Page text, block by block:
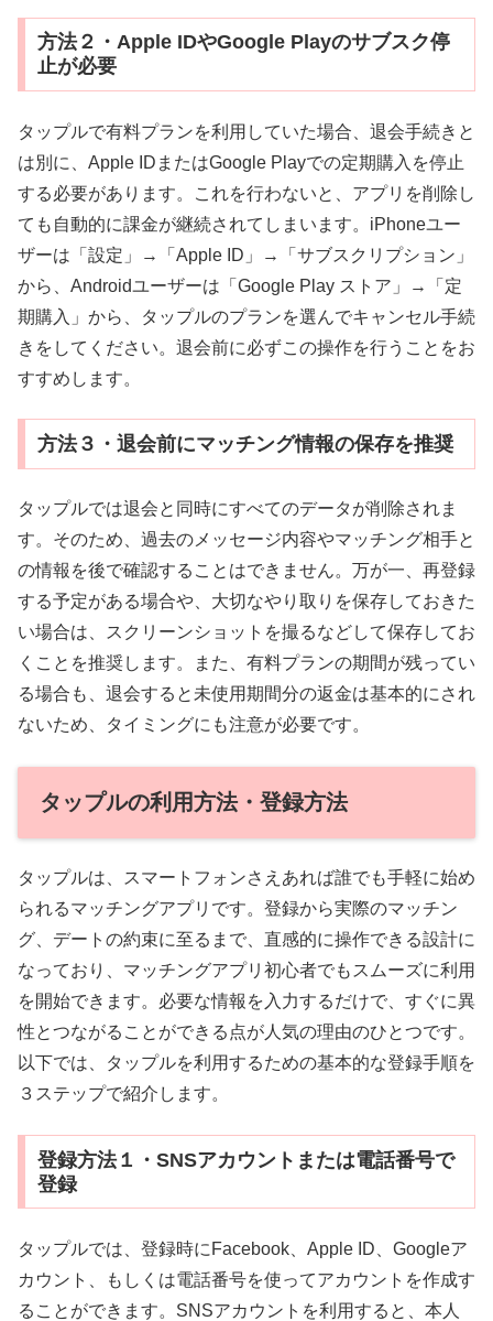
方法２・Apple IDやGoogle Playのサブスク停
止が必要
タップルで有料プランを利用していた場合、退会手続きと
は別に、Apple IDまたはGoogle Playでの定期購入を停止
する必要があります。これを行わないと、アプリを削除し
ても自動的に課金が継続されてしまいます。iPhoneユー
ザーは「設定」→「Apple ID」→「サブスクリプション」
から、Androidユーザーは「Google Play ストア」→「定
期購入」から、タップルのプランを選んでキャンセル手続
きをしてください。退会前に必ずこの操作を行うことをお
すすめします。
方法３・退会前にマッチング情報の保存を推奨
タップルでは退会と同時にすべてのデータが削除されま
す。そのため、過去のメッセージ内容やマッチング相手と
の情報を後で確認することはできません。万が一、再登録
する予定がある場合や、大切なやり取りを保存しておきた
い場合は、スクリーンショットを撮るなどして保存してお
くことを推奨します。また、有料プランの期間が残ってい
る場合も、退会すると未使用期間分の返金は基本的にされ
ないため、タイミングにも注意が必要です。
タップルの利用方法・登録方法
タップルは、スマートフォンさえあれば誰でも手軽に始め
られるマッチングアプリです。登録から実際のマッチン
グ、デートの約束に至るまで、直感的に操作できる設計に
なっており、マッチングアプリ初心者でもスムーズに利用
を開始できます。必要な情報を入力するだけで、すぐに異
性とつながることができる点が人気の理由のひとつです。
以下では、タップルを利用するための基本的な登録手順を
３ステップで紹介します。
登録方法１・SNSアカウントまたは電話番号で
登録
タップルでは、登録時にFacebook、Apple ID、Googleア
カウント、もしくは電話番号を使ってアカウントを作成す
ることができます。SNSアカウントを利用すると、本人